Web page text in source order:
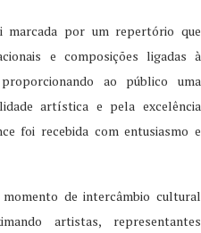
marcada por um repertório que
e composições ligadas à
ao público uma
artística e pela excelência
foi recebida com entusiasmo e
de intercâmbio cultural
artistas, representantes